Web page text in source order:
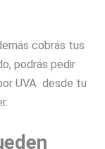
cobrás tus
podrás pedir
UVA desde tu